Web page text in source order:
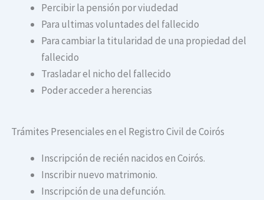
Percibir la pensión por viudedad
Para ultimas voluntades del fallecido
Para cambiar la titularidad de una propiedad del
fallecido
Trasladar el nicho del fallecido
Poder acceder a herencias
Trámites Presenciales en el Registro Civil de Coirós
Inscripción de recién nacidos en Coirós.
Inscribir nuevo matrimonio.
Inscripción de una defunción.